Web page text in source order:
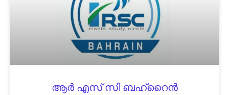
ആർ എസ് സി ബഹ്‌റൈൻ